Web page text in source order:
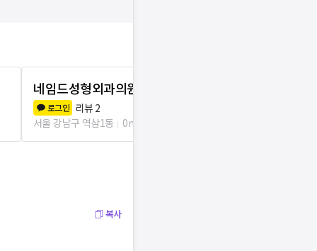
네임드성형외과의원
로그인 리뷰 2
서울 강남구 역삼1동
0m
복사